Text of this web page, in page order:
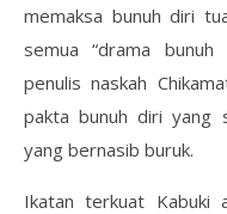
memaksa bunuh diri
semua “drama
penulis naskah
pakta bunuh diri yang
yang bernasib buruk.
Ikatan terkuat Kabuki